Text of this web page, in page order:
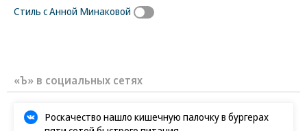
Стиль с Анной Минаковой